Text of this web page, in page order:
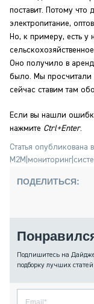
поставит. Потому что
электропитание,
Но, к примеру, есть у
Оно получило в
было. Мы просчитали
сейчас ставим там
Если вы нашли
нажмите Ctrl+Enter.
Статья
M2M мониторинг
ПОДЕЛИТЬСЯ:
Подпишитесь на
подборку лучших